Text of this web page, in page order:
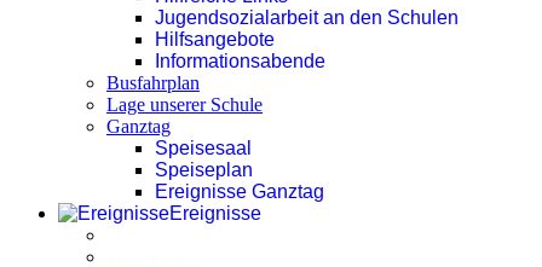
Jugendsozialarbeit an den Schulen
Hilfsangebote
Informationsabende
Busfahrplan
Lage unserer Schule
Ganztag
Speisesaal
Speiseplan
Ereignisse Ganztag
Ereignisse